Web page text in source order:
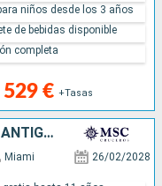
529 € +Tasas
niños desde los 3 años
de bebidas disponible
completa
ESTADOS UNIDOS, SAN MARTÍN, ANTIGUA Y BARBUDA, REPÚBLICA DOMINICANA, BAHAMAS, ISLAS CAIMÁN
Miami 26/02/2028